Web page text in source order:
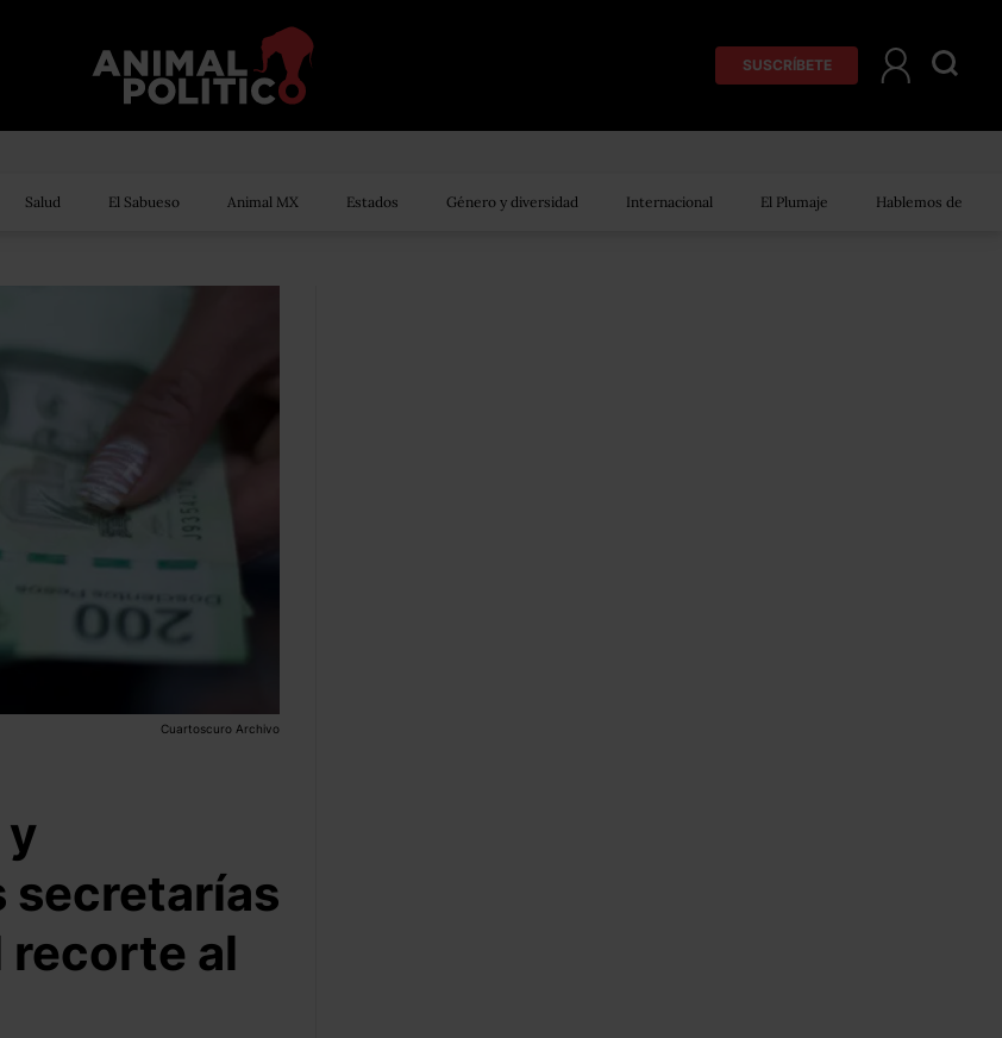
SUSCRÍBETE
Salud El Sabueso Animal MX Estados Género y diversidad Internacional El Plumaje Hablemos de
Cuartoscuro Archivo
y
secretarías
recorte al